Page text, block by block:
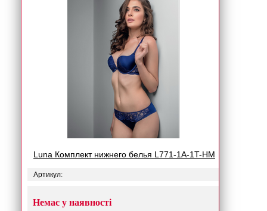
Luna Комплект нижнего белья L771-1A-1T-HM
Артикул:
Немає у наявності